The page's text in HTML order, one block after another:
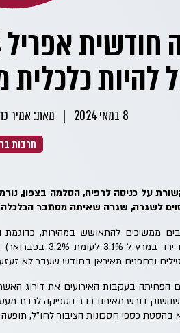
להיות
8 במאי 2024 | מאת: אמיר
חרבות
על כניסה לרפיח, הסלמה בצפון,
לשגרה, שגרה שאיתה מסתבר הכלכלה
ממשיכים להתאושש במהירות,
נעדרים זמנית
ורחפנים מאיראן בחודש שעבר לא
שהשוק דורש מאיתנו כבר הספיקה לרדת
בהסטת כספי חסכונות הציבור לחו"ל,